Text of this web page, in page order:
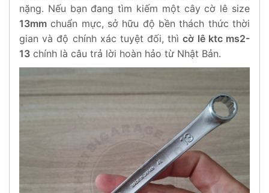
nặng. Nếu bạn đang tìm kiếm một cây cờ lê size
13mm chuẩn mực, sở hữu độ bền thách thức thời
gian và độ chính xác tuyệt đối, thìcờ lê ktc ms2-
13 chính là câu trả lời hoàn hảo từ Nhật Bản.